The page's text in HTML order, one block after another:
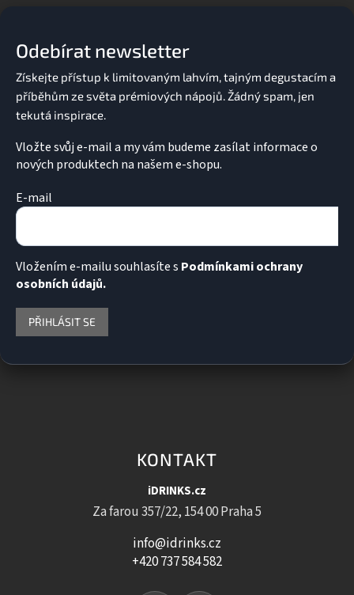
y
v
ý
p
u
Odebírat newsletter
Vložte svůj e-mail a my vám budeme zasílat informace o
nových produktech na našem e-shopu.
E-mail
Vložením e-mailu souhlasíte s Podmínkami ochrany
osobních údajů.
PŘIHLÁSIT SE
KONTAKT
iDRINKS.cz
Za farou 357/22, 154 00 Praha 5
info@idrinks.cz
+420 737 584 582